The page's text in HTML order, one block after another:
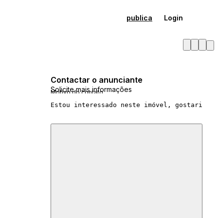
publica Login
Contactar o anunciante
Solicite mais informações
Motivo do contato